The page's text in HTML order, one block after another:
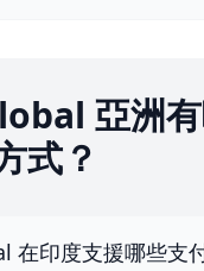
亞洲
式？
在印度支援哪些支